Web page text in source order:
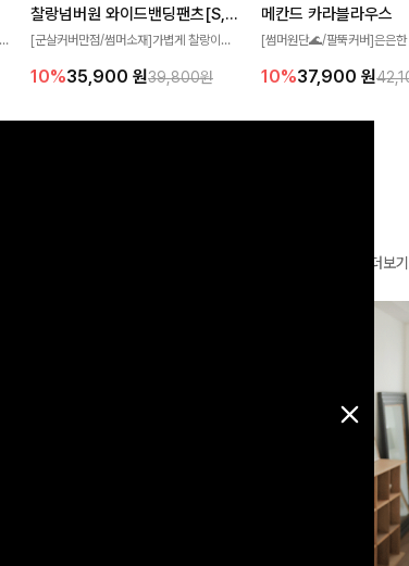
찰랑넘버원 와이드밴딩팬츠[S,M,L사이즈]
[군살커버만점/썸머소재]가볍게 찰랑이는
편안하게 착용하실 수 있는 팬츠입니다 🖤
감 있는 착용감을 더해드려요!
10%35,900 원39,800원
메칸드 카라블라우스
[썸머원단🌊/팔뚝커버]은은
세련된 무드를 연출해주는 블
은 베이직한 디자인!
10%37,900 원
더보기